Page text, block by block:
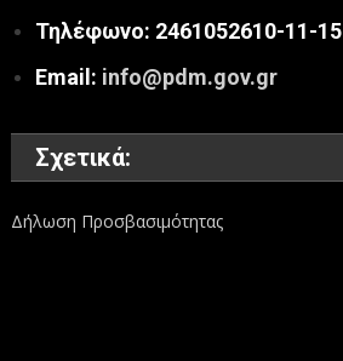
Τηλέφωνο: 2461052610-11-15
Email: info@pdm.gov.gr
Σχετικά:
Δήλωση Προσβασιμότητας